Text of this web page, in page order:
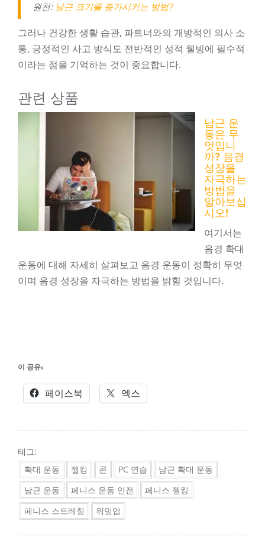
원천: 남근 크기를 증가시키는 방법?
그러나 건강한 생활 습관, 파트너와의 개방적인 의사 소
통, 긍정적인 사고 방식도 전반적인 성적 웰빙에 필수적
이라는 점을 기억하는 것이 중요합니다.
관련 상품
남근 운
동은 무
엇입니
까? 음경
성장을
자극하는
방법을
알아보십
시오!
여기서는
음경 확대
운동에 대해 자세히 살펴보고 음경 운동이 정확히 무엇
이며 음경 성장을 자극하는 방법을 밝힐 것입니다.
이 공유:
페이스북 엑스
태그:
확대 운동
젤킹 콘 PC 연습
남근 확대 운동
남근 운동
페니스 운동 안전
페니스 젤킹
페니스 스트레칭
워밍업